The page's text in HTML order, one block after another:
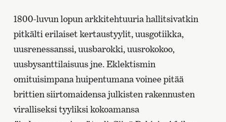
1800-luvun lopun arkkitehtuuria hallitsivatkin
pitkälti erilaiset kertaustyylit, uusgotiikka,
uusrenessanssi, uusbarokki, uusrokokoo,
uusbysanttilaisuus jne. Eklektismin
omituisimpana huipentumana voinee pitää
brittien siirtomaidensa julkisten rakennusten
viralliseksi tyyliksi kokoamansa